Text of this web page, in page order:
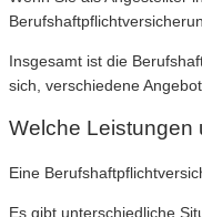
Insgesamt ist die
sich, verschiedene
Welche Leistungen
Eine
Es gibt unterschiedliche